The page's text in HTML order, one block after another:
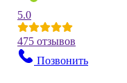
5.0
475 отзывов
Позвонить